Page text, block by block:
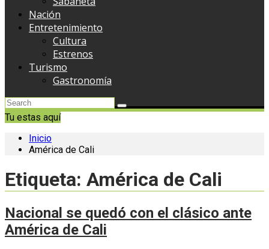
Nación
Entretenimiento
Cultura
Estrenos
Turismo
Gastronomía
Tu estas aquí
Inicio
América de Cali
Etiqueta: América de Cali
Nacional se quedó con el clásico ante
América de Cali